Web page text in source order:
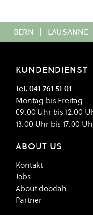
BERN | LAUSANNE
KUNDENDIENST
Tel. 041 761 51 01
Montag bis Freitag
09:00 Uhr bis 12:00
13:00 Uhr bis 17:00
ABOUT US
Kontakt
Jobs
About doodah
Partner